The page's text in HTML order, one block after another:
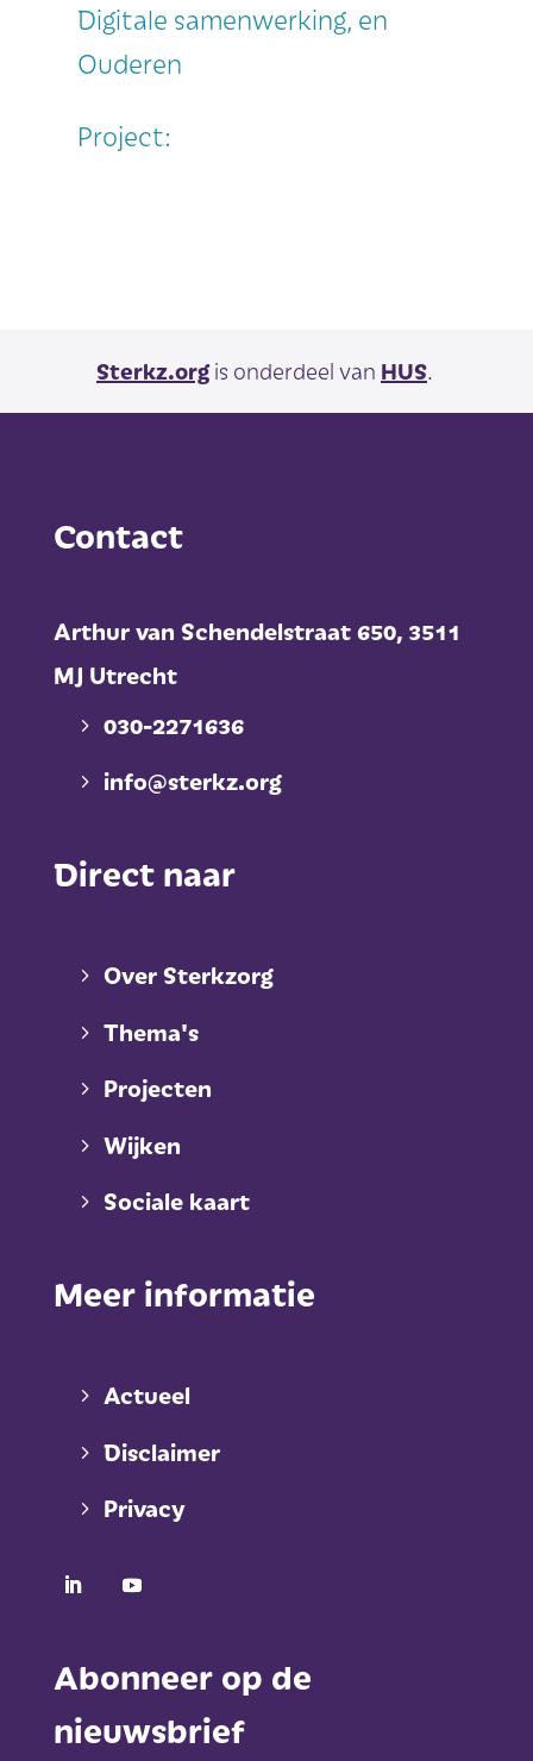
Digitale samenwerking, en
Ouderen
Project:
Sterkz.orgis onderdeel van HUS.
Contact
Arthur van Schendelstraat 650, 3511
MJ Utrecht
030-2271636
info@sterkz.org
Direct naar
Over Sterkzorg
Thema's
Projecten
Wijken
Sociale kaart
Meer informatie
Actueel
Disclaimer
Privacy
Abonneer op de
nieuwsbrief